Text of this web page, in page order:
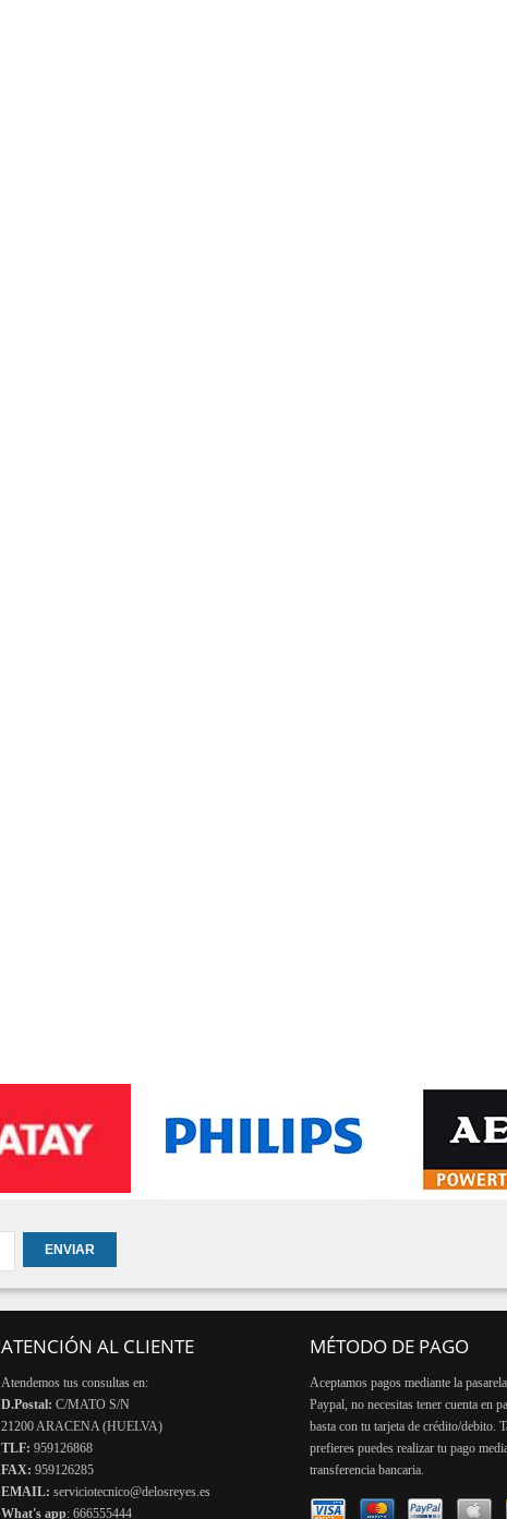
ATENCIÓN AL CLIENTE
Atendemos tus consultas en:
D.Postal:C/MATO S/N
21200 ARACENA (HUELVA)
TLF:959126868
FAX:959126285
EMAIL:serviciotecnico@delosreyes.es
What's app: 666555444
MÉTODO DE PAGO
Aceptamos pagos mediante la
Paypal, no necesitas tener cuenta en
basta con tu tarjeta de crédito/debito.
prefieres puedes realizar tu pago
transferencia bancaria.